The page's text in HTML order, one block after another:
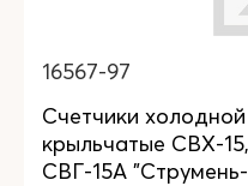
16567-97
Счетчики
крыльчатые СВХ-
СВГ-15А